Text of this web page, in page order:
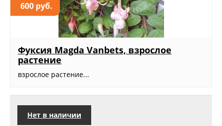
600 руб.
Фуксия Magda Vanbets, взрослое
растение
взрослое растение...
Нет в наличии